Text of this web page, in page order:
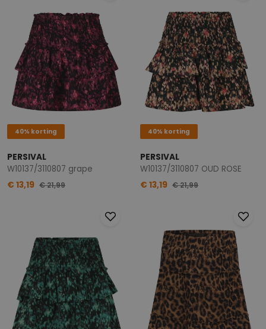
40% korting
PERSIVAL
W10137/3110807 grape
€ 13,19 € 21,99
40% korting
PERSIVAL
W10137/3110807 OUD ROSE
€ 13,19 € 21,99